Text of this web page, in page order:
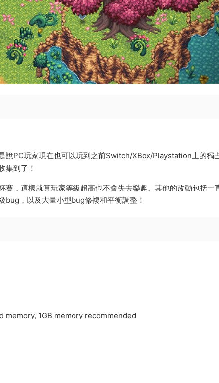
說PC玩家現在也可以玩到之前Switch/XBox/Playstation上的獨
集到了！
賽，這樣就算玩家等級超高也不會失去樂趣。其他的改動包括一
bug，以及大量小型bug修複和平衡調整！
memory, 1GB memory recommended